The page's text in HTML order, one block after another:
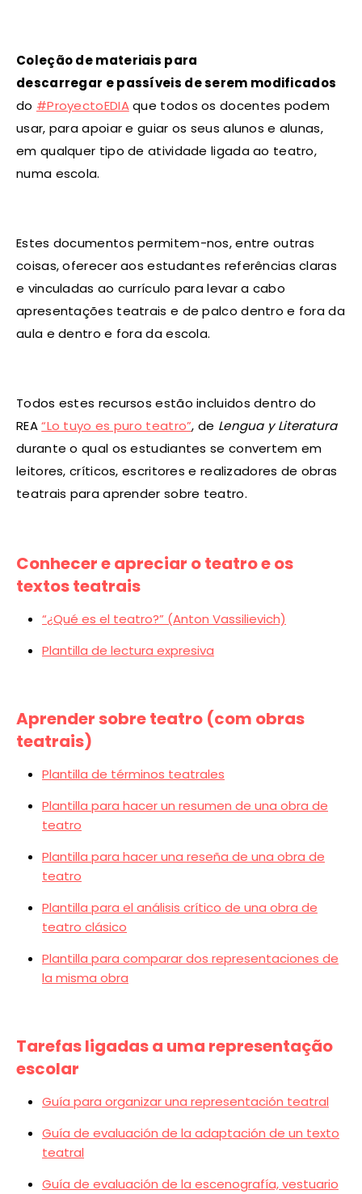
Coleção de materiais para
descarregar e passíveis de serem modificados
do #ProyectoEDIAque todos os docentes podem
usar, para apoiar e guiar os seus alunos e alunas,
em qualquer tipo de atividade ligada ao teatro,
numa escola.
Estes documentos permitem-nos, entre outras
coisas, oferecer aos estudantes referências claras
e vinculadas ao currículo para levar a cabo
apresentações teatrais e de palco dentro e fora da
aula e dentro e fora da escola.
Todos estes recursos estão incluidos dentro do
REA“Lo tuyo es puro teatro”, de Lengua y Literatura
durante o qual os estudiantes se convertem em
leitores, críticos, escritores e realizadores de obras
teatrais para aprender sobre teatro.
Conhecer e apreciar o teatro e os
textos teatrais
“¿Qué es el teatro?” (Anton Vassilievich)
Plantilla de lectura expresiva
Aprender sobre teatro (com obras
teatrais)
Plantilla de términos teatrales
Plantilla para hacer un resumen de una obra de
teatro
Plantilla para hacer una reseña de una obra de
teatro
Plantilla para el análisis crítico de una obra de
teatro clásico
Plantilla para comparar dos representaciones de
la misma obra
Tarefas ligadas a uma representação
escolar
Guía para organizar una representación teatral
Guía de evaluación de la adaptación de un texto
teatral
Guía de evaluación de la escenografía, vestuario